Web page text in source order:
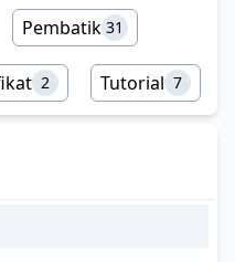
Pembatik 31
2 Tutorial 7